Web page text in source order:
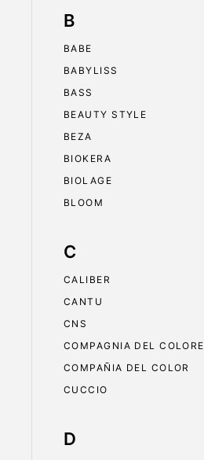
B
BABE
BABYLISS
BASS
BEAUTY STYLE
BEZA
BIOKERA
BIOLAGE
BLOOM
C
CALIBER
CANTU
CNS
COMPAGNIA DEL COLORE
COMPAÑIA DEL COLOR
CUCCIO
D